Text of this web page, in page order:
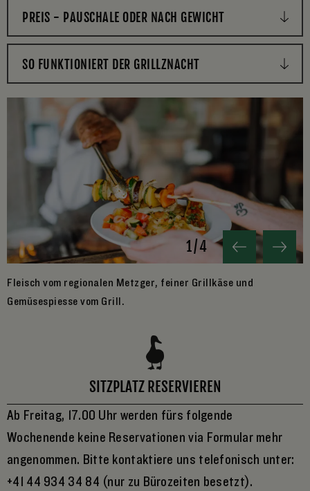
PREIS - PAUSCHALE ODER NACH GEWICHT
SO FUNKTIONIERT DER GRILLZNACHT
1/4
Fleisch vom regionalen Metzger, feiner Grillkäse und
Gemüsespiesse vom Grill.
SITZPLATZ RESERVIEREN
Ab Freitag, 17.00 Uhr werden fürs folgende
Wochenende keine Reservationen via Formular mehr
angenommen. Bitte kontaktiere uns telefonisch unter:
+41 44 934 34 84 (nur zu Bürozeiten besetzt).